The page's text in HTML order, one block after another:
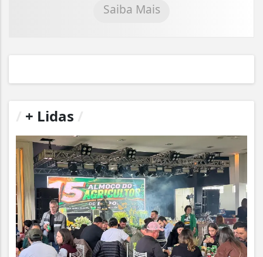
Saiba Mais
+ Lidas